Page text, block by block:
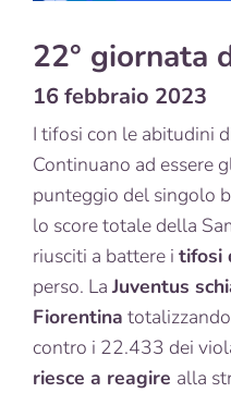
22° giornata
16 febbraio 2023
I tifosi con le abitudini
Continuano ad essere
punteggio del singolo
lo score totale della
riusciti a battere i tifosi
perso. LaJuventus
Fiorentina
contro i 22.433 dei
riesce a reagire alla